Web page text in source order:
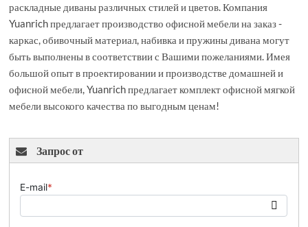
раскладные диваны различных стилей и цветов. Компания
Yuanrich предлагает производство офисной мебели на заказ -
каркас, обивочный материал, набивка и пружины дивана могут
быть выполнены в соответствии с Вашими пожеланиями. Имея
большой опыт в проектировании и производстве домашней и
офисной мебели, Yuanrich предлагает комплект офисной мягкой
мебели высокого качества по выгодным ценам!
Запрос от